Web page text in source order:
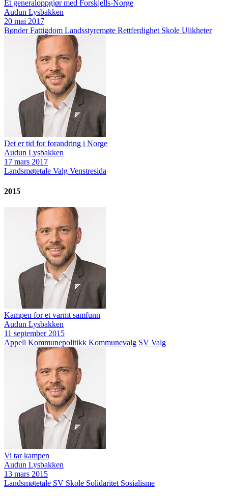
Et generaloppgjør med Forskjells-Norge
Audun Lysbakken
20 mai 2017
Bønder Fattigdom Landsstyremøte Rettferdighet Skole Ulikheter
Det er tid for forandring i Norge
Audun Lysbakken
17 mars 2017
Landsmøtetale Valg Venstresida
2015
Kampen for et varmt samfunn
Audun Lysbakken
11 september 2015
Appell Kommunepolitikk Kommunevalg SV Valg
Vi tar kampen
Audun Lysbakken
13 mars 2015
Landsmøtetale SV Skole Solidaritet Sosialisme